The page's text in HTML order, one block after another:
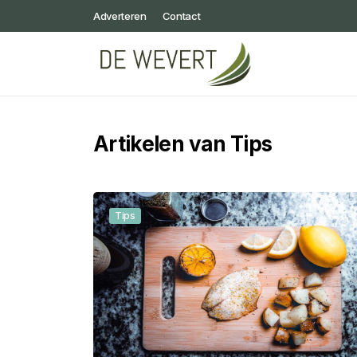
Adverteren Contact
Artikelen van Tips
Tips